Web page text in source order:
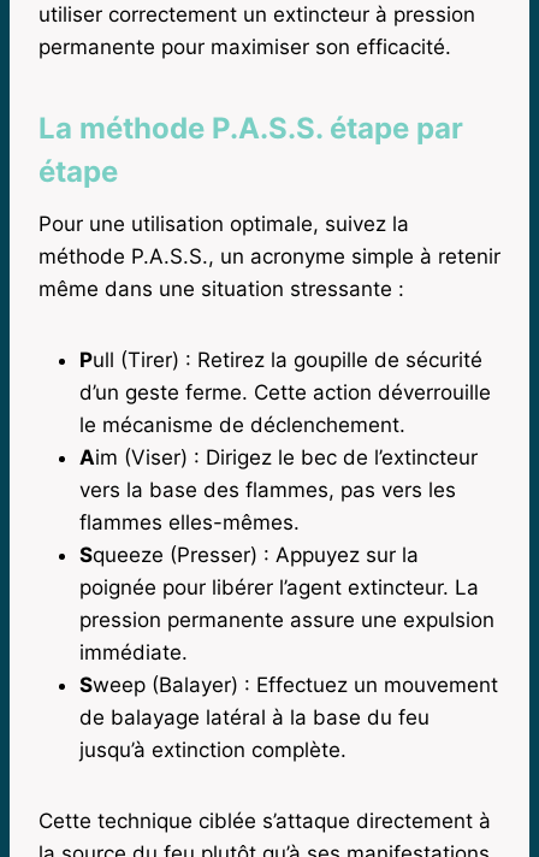
utiliser correctement un extincteur à pression
permanente pour maximiser son efficacité.
La méthode P.A.S.S. étape par
étape
Pour une utilisation optimale, suivez la
méthode P.A.S.S., un acronyme simple à retenir
même dans une situation stressante :
Pull (Tirer) : Retirez la goupille de sécurité
d’un geste ferme. Cette action déverrouille
le mécanisme de déclenchement.
Aim (Viser) : Dirigez le bec de l’extincteur
vers la base des flammes, pas vers les
flammes elles-mêmes.
Squeeze (Presser) : Appuyez sur la
poignée pour libérer l’agent extincteur. La
pression permanente assure une expulsion
immédiate.
Sweep (Balayer) : Effectuez un mouvement
de balayage latéral à la base du feu
jusqu’à extinction complète.
Cette technique ciblée s’attaque directement à